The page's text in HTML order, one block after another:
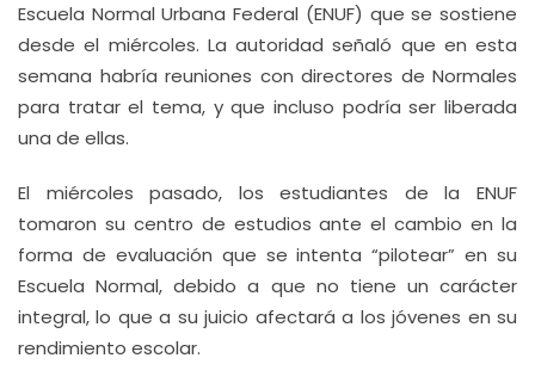
Escuela Normal Urbana Federal (ENUF) que se sostiene
desde el miércoles. La autoridad señaló que en esta
semana habría reuniones con directores de Normales
para tratar el tema, y que incluso podría ser liberada
una de ellas.
El miércoles pasado, los estudiantes de la ENUF
tomaron su centro de estudios ante el cambio en la
forma de evaluación que se intenta “pilotear” en su
Escuela Normal, debido a que no tiene un carácter
integral, lo que a su juicio afectará a los jóvenes en su
rendimiento escolar.